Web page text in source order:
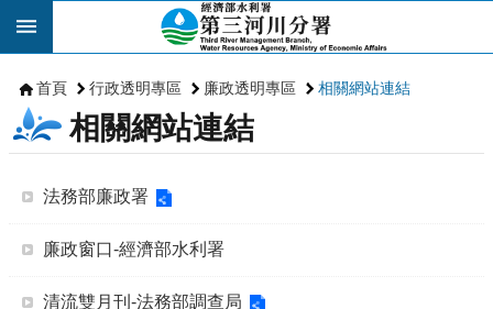
跳到主要內容區塊
首頁 行政透明專區 廉政透明專區 相關網站連結
相關網站連結
法務部廉政署
廉政窗口-經濟部水利署
清流雙月刊-法務部調查局